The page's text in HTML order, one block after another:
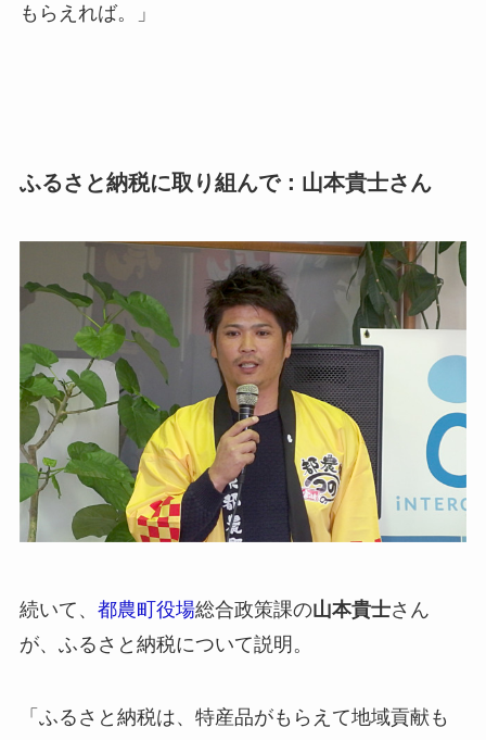
もらえれば。」
ふるさと納税に取り組んで：山本貴士さん
続いて、 都農町役場総合政策課の山本貴士さん
が、ふるさと納税について説明。
「ふるさと納税は、特産品がもらえて地域貢献も